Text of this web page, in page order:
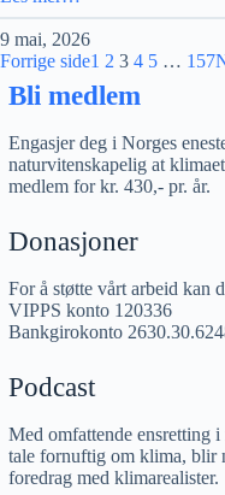
9 mai, 2026
Forrige side1 2 3 4 5 … 157
Bli medlem
Engasjer deg i Norges
naturvitenskapelig at
medlem for kr. 430,- pr. år.
Donasjoner
For å støtte vårt arbeid kan
VIPPS konto 120336
Bankgirokonto
Podcast
Med omfattende ensretting
tale fornuftig om klima, blir
foredrag med klimarealister.